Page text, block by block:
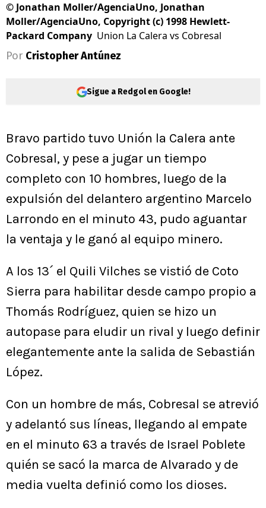
©Jonathan Moller/AgenciaUno, Jonathan
Moller/AgenciaUno, Copyright (c) 1998 Hewlett-
Packard Company Union La Calera vs Cobresal
Por Cristopher Antúnez
Sigue a Redgol en Google!
Bravo partido tuvo Unión la Calera ante
Cobresal, y pese a jugar un tiempo
completo con 10 hombres, luego de la
expulsión del delantero argentino Marcelo
Larrondo en el minuto 43, pudo aguantar
la ventaja y le ganó al equipo minero.
A los 13´ el Quili Vilches se vistió de Coto
Sierra para habilitar desde campo propio a
Thomás Rodríguez, quien se hizo un
autopase para eludir un rival y luego definir
elegantemente ante la salida de Sebastián
López.
Con un hombre de más, Cobresal se atrevió
y adelantó sus líneas, llegando al empate
en el minuto 63 a través de Israel Poblete
quién se sacó la marca de Alvarado y de
media vuelta definió como los dioses.